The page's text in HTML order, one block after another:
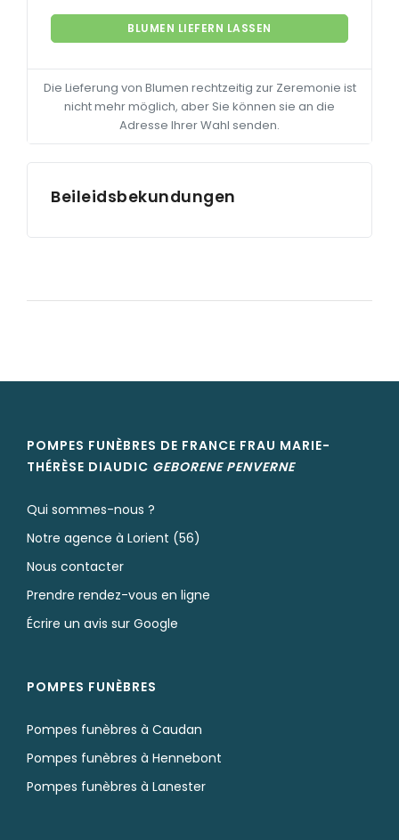
BLUMEN LIEFERN LASSEN
Die Lieferung von Blumen rechtzeitig zur Zeremonie ist
nicht mehr möglich, aber Sie können sie an die
Adresse Ihrer Wahl senden.
Beileidsbekundungen
POMPES FUNÈBRES DE FRANCE FRAU MARIE-
THÉRÈSE DIAUDIC GEBORENE PENVERNE
Qui sommes-nous ?
Notre agence à Lorient (56)
Nous contacter
Prendre rendez-vous en ligne
Écrire un avis sur Google
POMPES FUNÈBRES
Pompes funèbres à Caudan
Pompes funèbres à Hennebont
Pompes funèbres à Lanester